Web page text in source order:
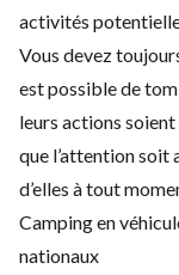
activités
Vous devez
est possible de
leurs actions
que l’attention soit
d’elles à tout
Camping en
nationaux